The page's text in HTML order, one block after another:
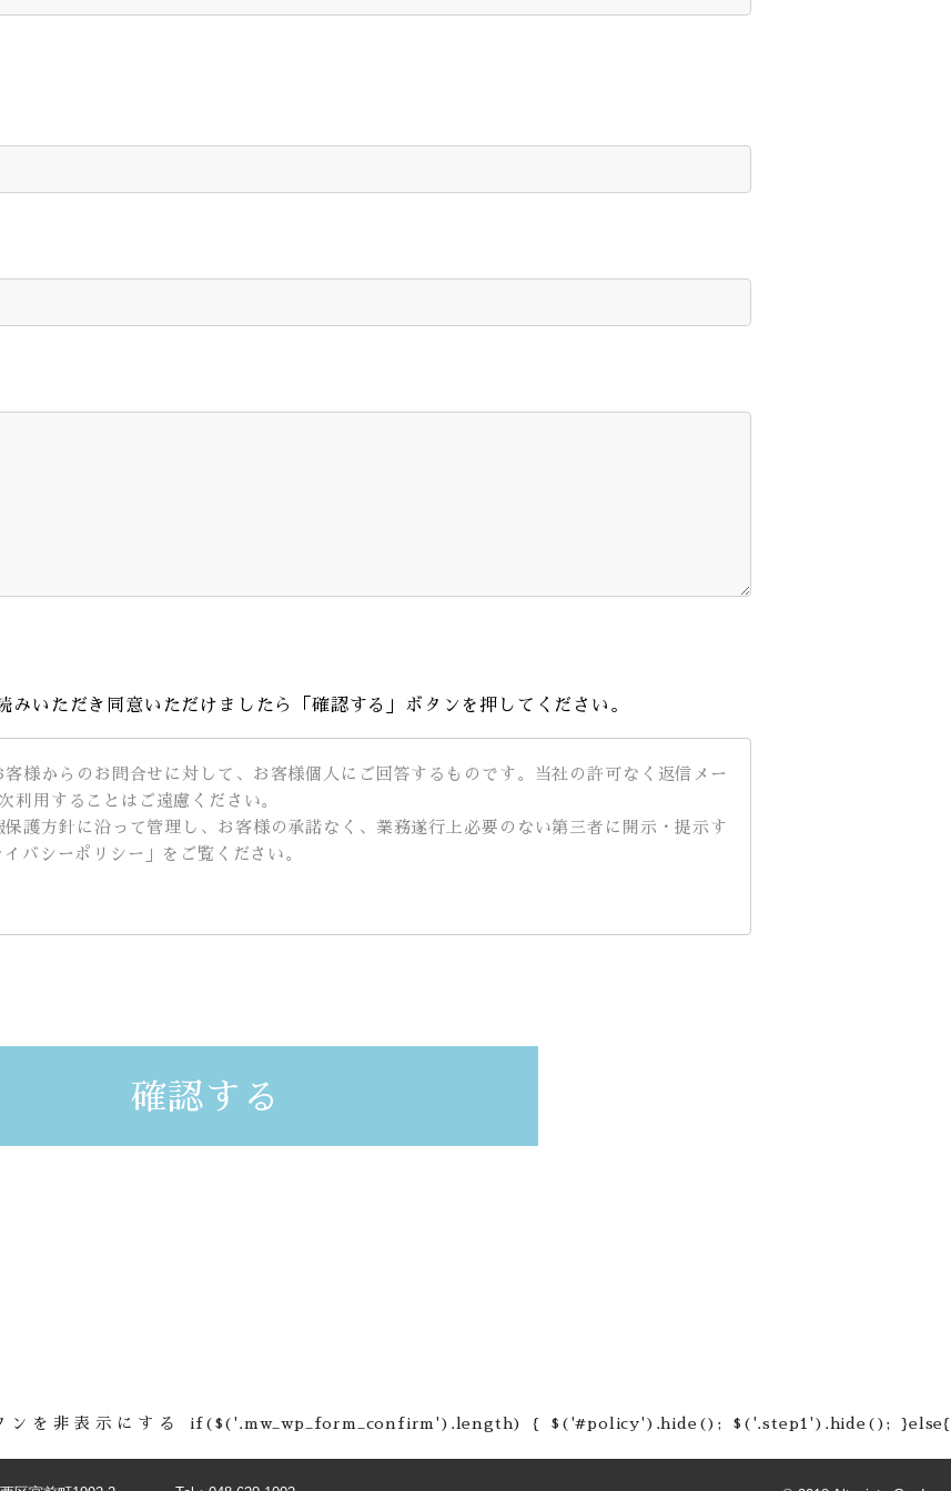
いただき同意いただけましたら「確認する」ボタンを押してください。
様からのお問合せに対して、お客様個人にご回答するものです。当社の許可なく返信メー
利用することはご遠慮ください。
護方針に沿って管理し、お客様の承諾なく、業務遂行上必要のない第三者に開示・提示す
バシーポリシー」をご覧ください。
ンを非表示にする if($('.mw_wp_form_confirm').length) { $('#policy').hide(); $('.step1').hide(); }else{